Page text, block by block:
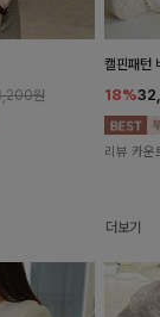
원
캘핀패턴
18%
리뷰 카운
더보기